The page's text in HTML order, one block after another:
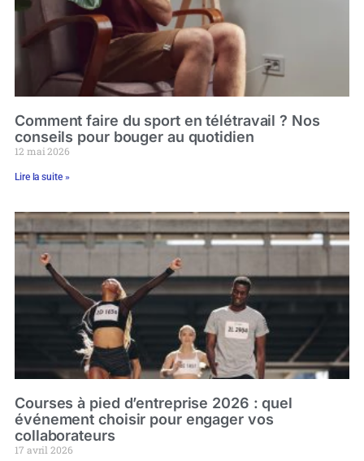
Comment faire du sport en télétravail ? Nos
conseils pour bouger au quotidien
12 mai 2026
Lire la suite »
Courses à pied d’entreprise 2026 : quel
événement choisir pour engager vos
collaborateurs
17 avril 2026